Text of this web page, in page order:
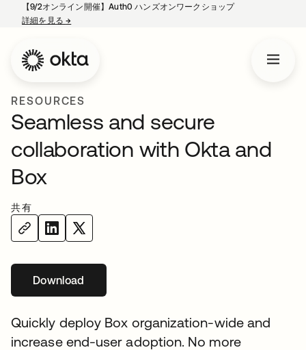
【9/2オンライン開催】Auth0 ハンズオンワークショップ
詳細を見る→
RESOURCES
Seamless and secure
collaboration with Okta and
Box
共有
Download新しいタブで開く
Quickly deploy Box organization-wide and
increase end-user adoption. No more